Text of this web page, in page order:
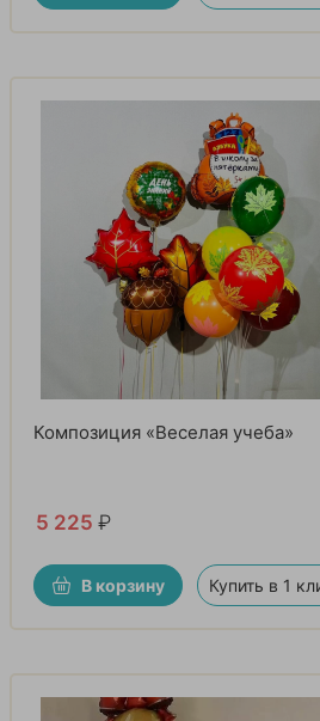
Композиция «Веселая учеба»
5 225 ₽
В корзину Купить в 1